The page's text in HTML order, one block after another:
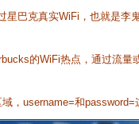
巴克真实WiFi，也就是李
的WiFi热点，通过流量
username=和password=